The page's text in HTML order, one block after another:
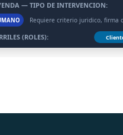
— TIPO DE INTERVENCION:
Requiere criterio juridico, firma
(ROLES):